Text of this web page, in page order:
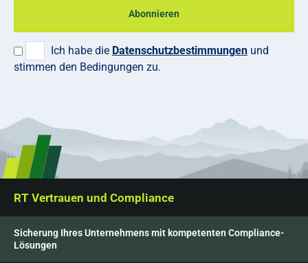
Ich habe die Datenschutzbestimmungenund
stimmen den Bedingungen zu.
Abonnieren
RT Vertrauen und Compliance
Sicherung Ihres Unternehmens mit kompetenten Compliance-
Lösungen